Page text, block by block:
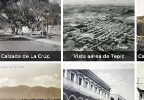
Calzada de La Cruz. Vista aérea de Tepic